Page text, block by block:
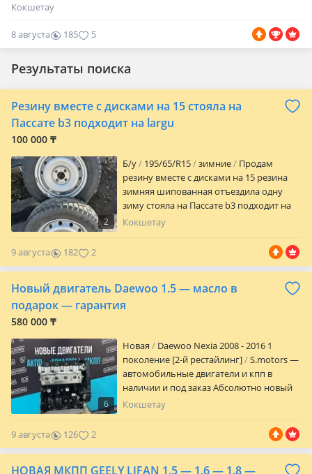
Кокшетау
8 августа 185 5
Результаты поиска
Резину вместе с дисками на 15 стояла на
Пассате b3 подходит на largu
100 000 ₸
2
Б/у 195/65/R15 зимние
Продам
резину вместе с дисками на 15 резина
зимняя шипованная отъездила одну
зиму стояла на Пассате b3 подходит на
largus и другие лады или поменяю на
Кокшетау
9 августа 182 2
Новый двигатель Daewoo 1.5 — масло в
подарок — гарантия
580 000 ₸
6
Новая
Daewoo Nexia 2008 - 2016 1
поколение [2-й рестайлинг]
S.motors —
автомобильные двигатели и кпп в
наличии и под заказ Абсолютно новый
двигатель для Daewoo Nexia/Lanos/ZAZ
стоимости При покупке — 5 литров
оригинального масла в подарок Цена
нового мотора — как за капремонт
старого Что вы получаете: • Только
Кокшетау
9 августа 126 2
НОВАЯ МКПП GEELY LIFAN 1.5 — 1.6 — 1.8 —